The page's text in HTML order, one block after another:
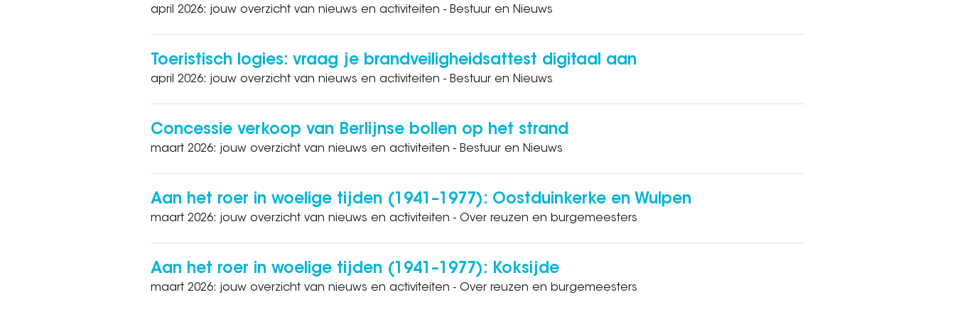
april 2026: jouw overzicht van nieuws en activiteiten - Bestuur en Nieuws
Toeristisch logies: vraag je brandveiligheidsattest digitaal aan
april 2026: jouw overzicht van nieuws en activiteiten - Bestuur en Nieuws
Concessie verkoop van Berlijnse bollen op het strand
maart 2026: jouw overzicht van nieuws en activiteiten - Bestuur en Nieuws
Aan het roer in woelige tijden (1941–1977): Oostduinkerke en Wulpen
maart 2026: jouw overzicht van nieuws en activiteiten - Over reuzen en burgemeesters
Aan het roer in woelige tijden (1941–1977): Koksijde
maart 2026: jouw overzicht van nieuws en activiteiten - Over reuzen en burgemeesters